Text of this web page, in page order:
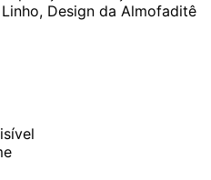
Design da Almofaditê